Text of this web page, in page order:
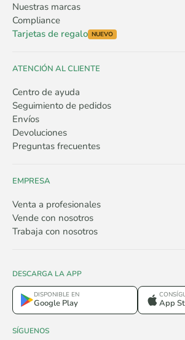
Nuestras marcas
Compliance
Tarjetas de regalo NUEVO
ATENCIÓN AL CLIENTE
Centro de ayuda
Seguimiento de pedidos
Envíos
Devoluciones
Preguntas frecuentes
EMPRESA
Venta a profesionales
Vende con nosotros
Trabaja con nosotros
DESCARGA LA APP
DISPONIBLE EN
Google Play App
SÍGUENOS